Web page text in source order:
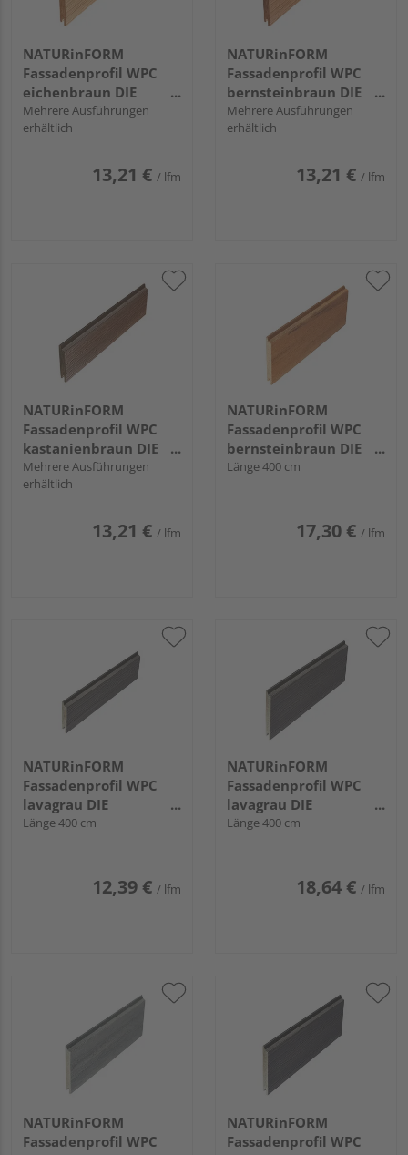
NATURinFORM
Fassadenprofil WPC
eichenbraun DIE
GESTALTENDE
EXKLUSIV - 103x17mm
Mehrere Ausführungen
erhältlich
13,21 € / lfm
NATURinFORM
Fassadenprofil WPC
bernsteinbraun DIE
GESTALTENDE
EXKLUSIV - 103x17mm
Mehrere Ausführungen
erhältlich
13,21 € / lfm
NATURinFORM
Fassadenprofil WPC
kastanienbraun DIE
GESTALTENDE
EXKLUSIV - 103x17mm
Mehrere Ausführungen
erhältlich
13,21 € / lfm
NATURinFORM
Fassadenprofil WPC
bernsteinbraun DIE
GESTALTENDE -
Länge 400 cm
17,30 € / lfm
NATURinFORM
Fassadenprofil WPC
lavagrau DIE
GESTALTENDE
Länge 400 cm
12,39 € / lfm
NATURinFORM
Fassadenprofil WPC
lavagrau DIE
GESTALTENDE
Länge 400 cm
18,64 € / lfm
NATURinFORM
Fassadenprofil WPC
NATURinFORM
Fassadenprofil WPC